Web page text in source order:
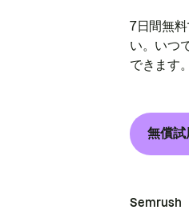
7日間無
い。いつ
できます。
無償試
Semrush